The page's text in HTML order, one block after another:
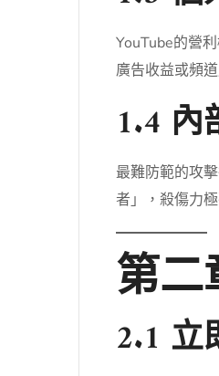
YouTube的營
廣告收益或頻
1.4
最難防範的攻
者」，殺傷力
第
2.1 立